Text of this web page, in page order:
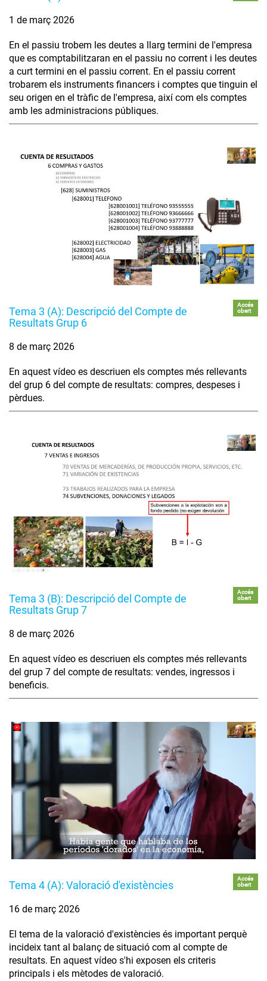
1 de març 2026
En el passiu trobem les deutes a llarg termini de l'empresa
que es comptabilitzaran en el passiu no corrent i les deutes
a curt termini en el passiu corrent. En el passiu corrent
trobarem els instruments financers i comptes que tinguin el
seu origen en el tràfic de l'empresa, així com els comptes
amb les administracions públiques.
Tema 3 (A): Descripció del Compte de
Resultats Grup 6
Accés
obert
8 de març 2026
En aquest vídeo es descriuen els comptes més rellevants
del grup 6 del compte de resultats: compres, despeses i
pèrdues.
Tema 3 (B): Descripció del Compte de
Resultats Grup 7
Accés
obert
8 de març 2026
En aquest vídeo es descriuen els comptes més rellevants
del grup 7 del compte de resultats: vendes, ingressos i
beneficis.
Tema 4 (A): Valoració d'existències
Accés
obert
16 de març 2026
El tema de la valoració d'existències és important perquè
incideix tant al balanç de situació com al compte de
resultats. En aquest vídeo s'hi exposen els criteris
principals i els mètodes de valoració.